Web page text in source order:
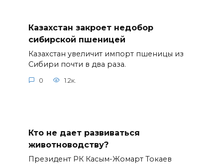
Казахстан закроет недобор
сибирской пшеницей
Казахстан увеличит импорт пшеницы из
Сибири почти в два раза.
0 1.2к.
Кто не дает развиваться
животноводству?
Президент РК Касым-Жомарт Токаев